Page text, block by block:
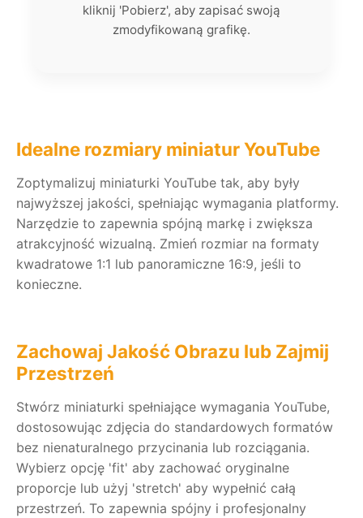
kliknij 'Pobierz', aby zapisać swoją
zmodyfikowaną grafikę.
Idealne rozmiary miniatur YouTube
Zoptymalizuj miniaturki YouTube tak, aby były
najwyższej jakości, spełniając wymagania platformy.
Narzędzie to zapewnia spójną markę i zwiększa
atrakcyjność wizualną. Zmień rozmiar na formaty
kwadratowe 1:1 lub panoramiczne 16:9, jeśli to
konieczne.
Zachowaj Jakość Obrazu lub Zajmij
Przestrzeń
Stwórz miniaturki spełniające wymagania YouTube,
dostosowując zdjęcia do standardowych formatów
bez nienaturalnego przycinania lub rozciągania.
Wybierz opcję 'fit' aby zachować oryginalne
proporcje lub użyj 'stretch' aby wypełnić całą
przestrzeń. To zapewnia spójny i profesjonalny